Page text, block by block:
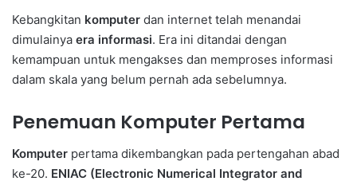
Kebangkitan komputer dan internet telah menandai
dimulainya era informasi. Era ini ditandai dengan
kemampuan untuk mengakses dan memproses informasi
dalam skala yang belum pernah ada sebelumnya.
Penemuan Komputer Pertama
Komputer pertama dikembangkan pada pertengahan abad
ke-20. ENIAC (Electronic Numerical Integrator and